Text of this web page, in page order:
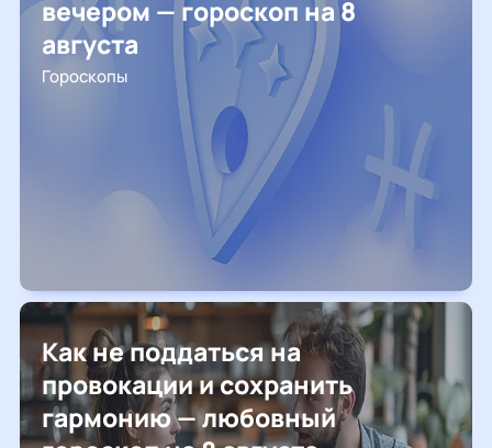
вечером — гороскоп на 8
августа
Гороскопы
Как не поддаться на
провокации и сохранить
гармонию — любовный